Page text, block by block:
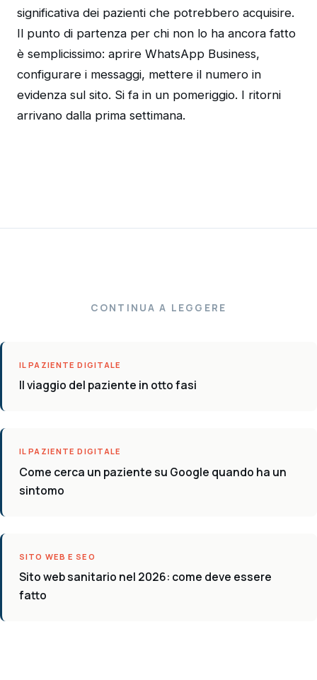
significativa dei pazienti che potrebbero acquisire.
Il punto di partenza per chi non lo ha ancora fatto
è semplicissimo: aprire WhatsApp Business,
configurare i messaggi, mettere il numero in
evidenza sul sito. Si fa in un pomeriggio. I ritorni
arrivano dalla prima settimana.
CONTINUA A LEGGERE
IL PAZIENTE DIGITALE
Il viaggio del paziente in otto fasi
IL PAZIENTE DIGITALE
Come cerca un paziente su Google quando ha un
sintomo
SITO WEB E SEO
Sito web sanitario nel 2026: come deve essere
fatto